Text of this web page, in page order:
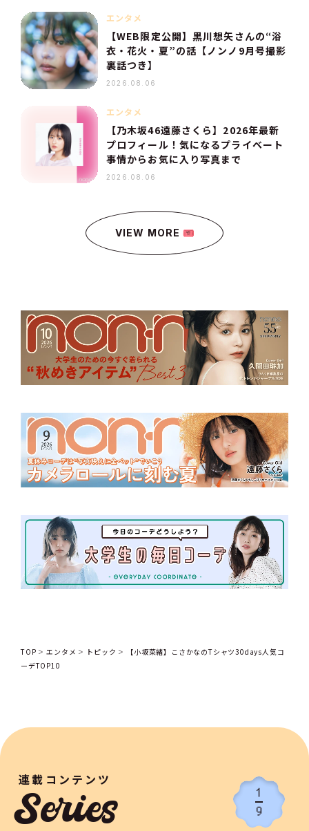
エンタメ
【WEB限定公開】黒川想矢さんの“浴
衣・花火・夏”の話【ノンノ9月号撮影
裏話つき】
2026.08.06
エンタメ
【乃木坂46遠藤さくら】2026年最新
プロフィール！気になるプライベート
事情からお気に入り写真まで
2026.08.06
VIEW MORE
TOP エンタメ トピック
【小坂菜緒】こさかなのTシャツ30days人気コ
ーデTOP10
連載コンテンツ
Series
1
9